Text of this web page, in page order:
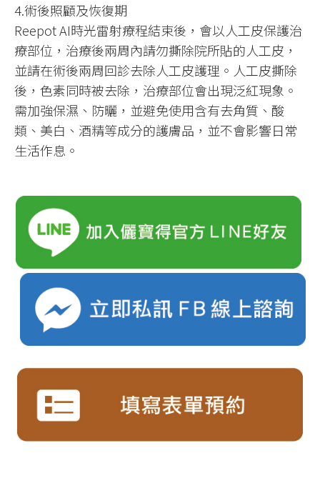
4.術後照顧及恢復期
Reepot AI時光雷射療程結束後，會以人工皮保護治
療部位，治療後兩周內請勿撕除院所貼的人工皮，
並請在術後兩周回診去除人工皮護理。人工皮撕除
後，色素同時被去除，治療部位會出現泛紅現象。
需加強保濕、防曬，並避免使用含有去角質、酸
類、美白、酒精等成分的護膚品，並不會影響日常
生活作息。